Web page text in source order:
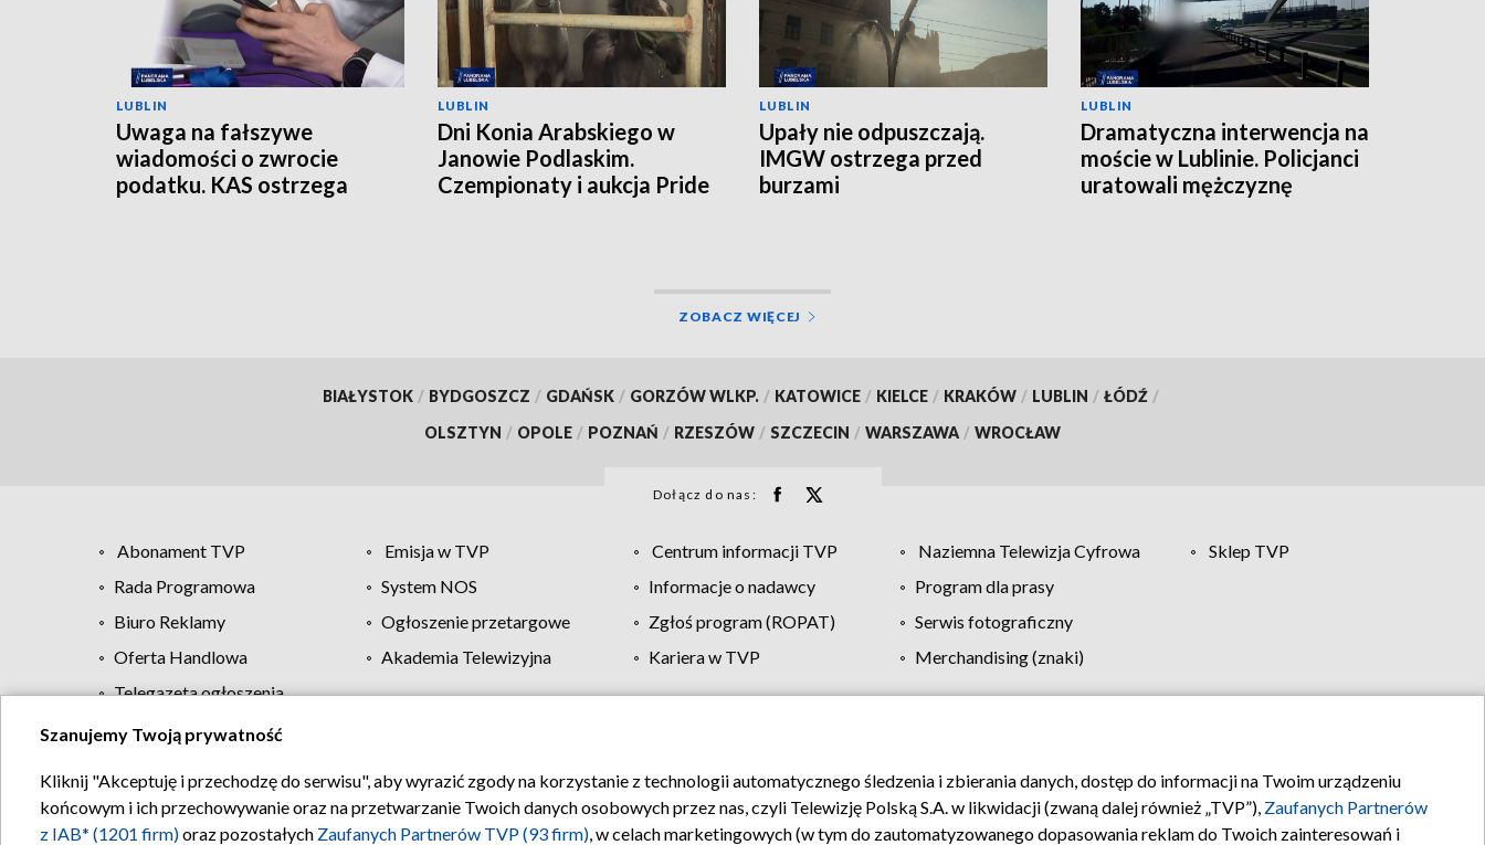
LUBLIN
Uwaga na fałszywe
wiadomości o zwrocie
podatku. KAS ostrzega
LUBLIN
Dni Konia Arabskiego w
Janowie Podlaskim.
Czempionaty i aukcja Pride
LUBLIN
Upały nie odpuszczają.
IMGW ostrzega przed
burzami
LUBLIN
Dramatyczna interwencja na
moście w Lublinie. Policjanci
uratowali mężczyznę
ZOBACZ WIĘCEJ
BIAŁYSTOK / BYDGOSZCZ / GDAŃSK / GORZÓW WLKP. / KATOWICE / KIELCE / KRAKÓW / LUBLIN / ŁÓDŹ /
OLSZTYN / OPOLE / POZNAŃ / RZESZÓW / SZCZECIN / WARSZAWA / WROCŁAW
Dołącz do nas:
Abonament TVP Emisja w TVP Centrum informacji TVP Naziemna Telewizja Cyfrowa
Sklep TVP
Rada Programowa
System NOS Informacje o nadawcy
Program dla prasy
Biuro Reklamy
Ogłoszenie przetargowe Zgłoś program (ROPAT)
Serwis fotograficzny
Oferta Handlowa
Akademia Telewizyjna Kariera w TVP
Merchandising (znaki)
Telegazeta ogłoszenia
Regulamin TVP Polityka prywatności Moje zgody Pomoc Biuro reklamy Kontakt
Szanujemy Twoją prywatność
Kliknij "Akceptuję i przechodzę do serwisu", aby wyrazić zgody na korzystanie z technologii automatycznego śledzenia i zbierania danych, dostęp do informacji na Twoim urządzeniu
końcowym i ich przechowywanie oraz na przetwarzanie Twoich danych osobowych przez nas, czyli Telewizję Polską S.A. w likwidacji (zwaną dalej również „TVP”), Zaufanych Partnerów
z IAB* (1201 firm)oraz pozostałych Zaufanych Partnerów TVP (93 firm), w celach marketingowych (w tym do zautomatyzowanego dopasowania reklam do Twoich zainteresowań i